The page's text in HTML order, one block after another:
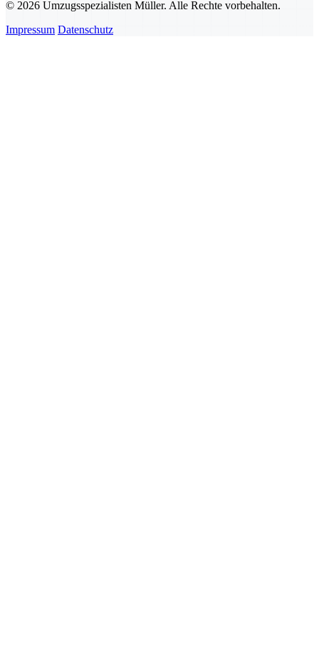
© 2026 Umzugsspezialisten Müller. Alle Rechte vorbehalten.
Impressum Datenschutz